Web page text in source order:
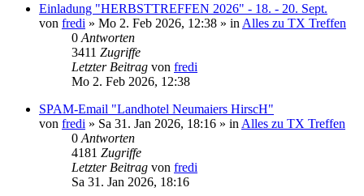
Einladung "HERBSTTREFFEN 2026" - 18. - 20. Sept.
von fredi » Mo 2. Feb 2026, 12:38 » in Alles zu TX Treffen
0 Antworten
3411 Zugriffe
Letzter Beitrag von fredi
Mo 2. Feb 2026, 12:38
SPAM-Email "Landhotel Neumaiers HirscH"
von fredi » Sa 31. Jan 2026, 18:16 » in Alles zu TX Treffen
0 Antworten
4181 Zugriffe
Letzter Beitrag von fredi
Sa 31. Jan 2026, 18:16